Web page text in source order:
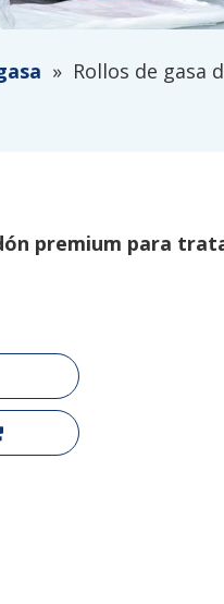
» Rollos de gasa
premium para